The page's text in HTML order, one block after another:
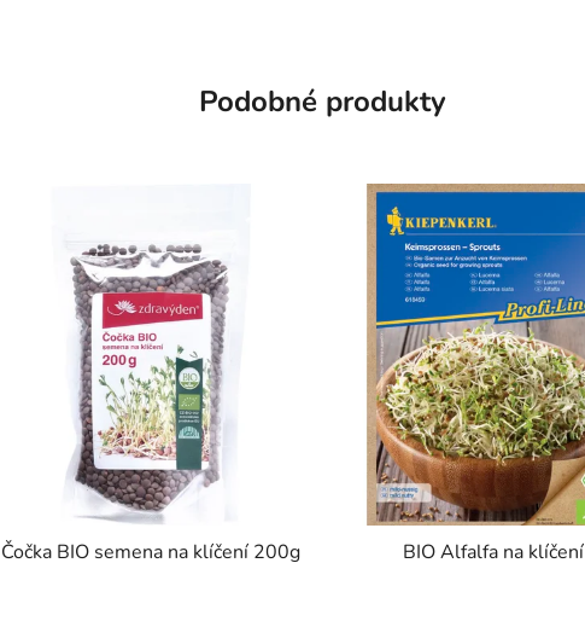
Podobné produkty
Čočka BIO semena na klíčení 200g BIO Alfalfa na klíčení